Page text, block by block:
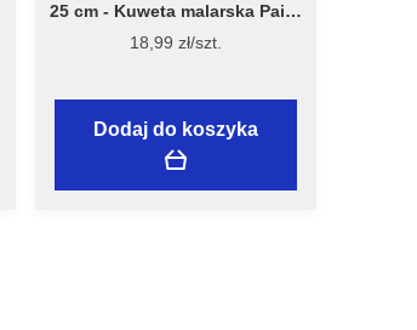
25 cm - Kuweta malarska Paint
Tray 7040 - Stiwex Flügger
18,99 zł/szt.
Dodaj do koszyka